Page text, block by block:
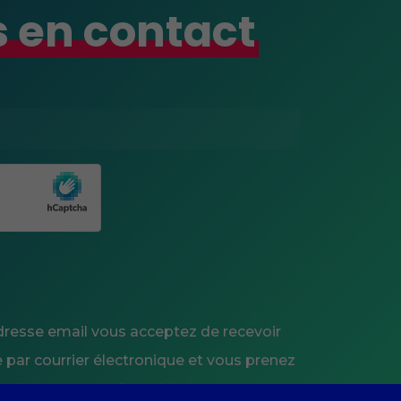
en contact
email vous acceptez de recevoir
courrier électronique et vous prenez
politique de confidentialité.